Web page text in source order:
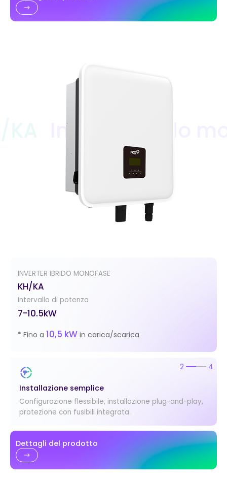
INVERTER IBRIDO MONOFASE
KH/KA
Intervallo di potenza
7-10.5kW
* Fino a 10,5 kW in carica/scarica
Installazione semplice
Configurazione flessibile, installazione plug-and-play,
protezione con fusibili integrata.
2 4
Dettagli del prodotto
Inverter ibrido